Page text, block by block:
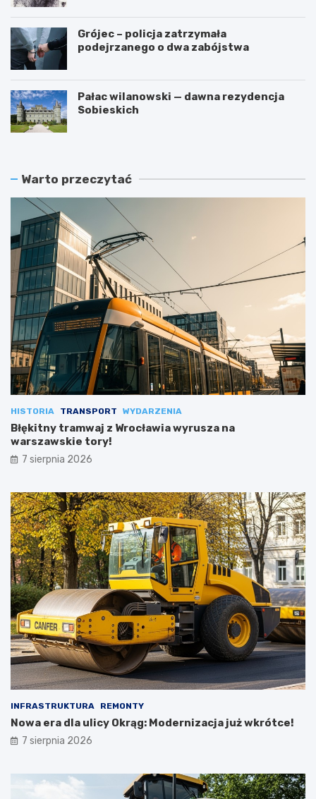
Grójec – policja zatrzymała
podejrzanego o dwa zabójstwa
Pałac wilanowski — dawna rezydencja
Sobieskich
Warto przeczytać
HISTORIA TRANSPORT WYDARZENIA
Błękitny tramwaj z Wrocławia wyrusza na
warszawskie tory!
7 sierpnia 2026
INFRASTRUKTURA REMONTY
Nowa era dla ulicy Okrąg: Modernizacja już wkrótce!
7 sierpnia 2026